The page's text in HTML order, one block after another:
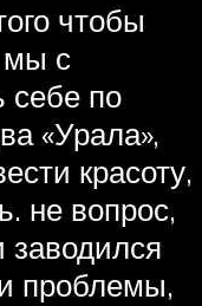
чтобы
мы с
себе по
«Урала»,
красоту,
не вопрос,
заводился
проблемы,